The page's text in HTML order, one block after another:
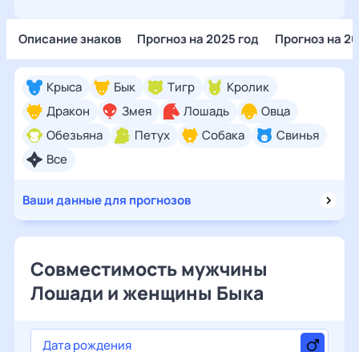
Описание знаков Прогноз на 2025 год Прогноз на
Все
Крыса Бык Тигр
Кролик
Дракон
Змея Лошадь
Овца
Обезьяна
Петух Собака Свинья
Ваши данные для прогнозов
Совместимость мужчины
Лошади и женщины Быка